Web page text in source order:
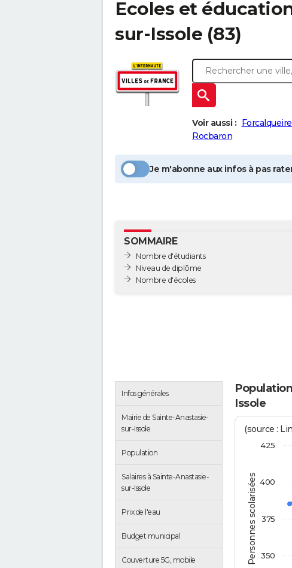
Ecoles et
sur-Issole (83)
Voir aussi :
Rocbaron
Je m'abonne aux infos à pas
SOMMAIRE
Nombre d'étudiants
Niveau de diplôme
Nombre d'écoles
Infos générales
Mairie de Sainte-Anastasie-
sur-Issole
Population
Salaires à Sainte-Anastasie-
sur-Issole
Prix de l'eau
Budget municipal
Couverture 5G, mobile
Issole
Personnes scolarisées
(source :
350
375
400
425